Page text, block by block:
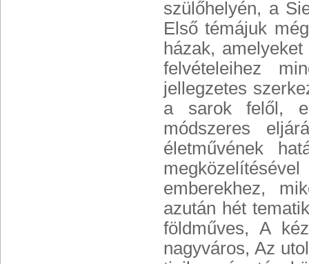
szülőhelyén, a
Első témájuk
házak,
felvételeihez
jellegzetes
a sarok felől,
módszeres
életművének
emberekhez,
azután hét
földműves, A
nagyváros, Az